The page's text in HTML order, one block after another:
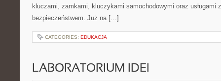
kluczami, zamkami, kluczykami samochodowymi oraz usługami
bezpieczeństwem. Już na […]
CATEGORIES: EDUKACJA
LABORATORIUM IDEI